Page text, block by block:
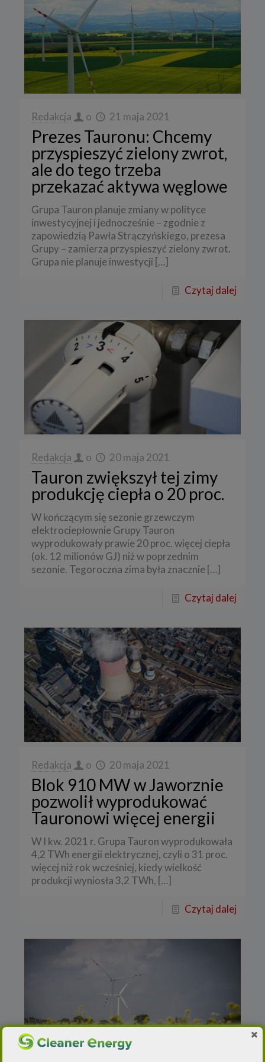
Redakcja o 21 maja 2021
Prezes Tauronu: Chcemy
przyspieszyć zielony zwrot,
ale do tego trzeba
przekazać aktywa węglowe
Grupa Tauron planuje zmiany w polityce
inwestycyjnej i jednocześnie – zgodnie z
zapowiedzią Pawła Strączyńskiego, prezesa
Grupy – zamierza przyspieszyć zielony zwrot.
Grupa nie planuje inwestycji […]
Czytaj dalej
Redakcja o 20 maja 2021
Tauron zwiększył tej zimy
produkcję ciepła o 20 proc.
W kończącym się sezonie grzewczym
elektrociepłownie Grupy Tauron
wyprodukowały prawie 20 proc. więcej ciepła
(ok. 12 milionów GJ) niż w poprzednim
sezonie. Tegoroczna zima była znacznie […]
Czytaj dalej
Redakcja o 20 maja 2021
Blok 910 MW w Jaworznie
pozwolił wyprodukować
Tauronowi więcej energii
W I kw. 2021 r. Grupa Tauron wyprodukowała
4,2 TWh energii elektrycznej, czyli o 31 proc.
więcej niż rok wcześniej, kiedy wielkość
produkcji wyniosła 3,2 TWh, […]
Czytaj dalej